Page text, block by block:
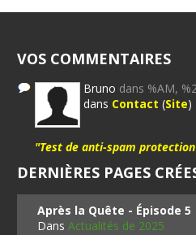
VOS COMMENTAIRES
Bruno dans %AM,
dans Contact (Site)
"Test de anti-spam
DERNIÈRES PAGES
Après la Quête - Épisode 5
DansActualités de 2025